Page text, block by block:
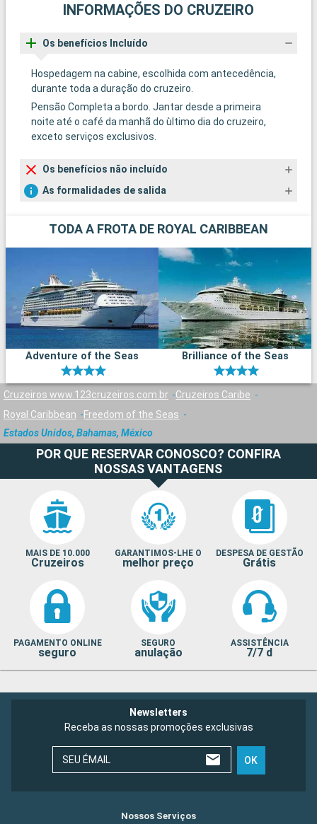
INFORMAÇÕES DO CRUZEIRO
Os benefícios Incluído
Hospedagem na cabine, escolhida com antecedência,
durante toda a duração do cruzeiro.
Pensão Completa a bordo. Jantar desde a primeira
noite até o café da manhã do ùltimo dia do cruzeiro,
exceto serviços exclusivos.
Os benefícios não incluído
As formalidades de salida
TODA A FROTA DE ROYAL CARIBBEAN
Adventure of the Seas Brilliance of the Seas
Cruzeiros www.123cruzeiros.com.br
Cruzeiros Caribe
Royal Caribbean
Freedom of the Seas
Estados Unidos, Bahamas, México
POR QUE RESERVAR CONOSCO? CONFIRA
NOSSAS VANTAGENS
MAIS DE 10.000
Cruzeiros
GARANTIMOS-LHE O
melhor preço
DESPESA DE GESTÃO
Grátis
PAGAMENTO ONLINE
seguro
SEGURO
anulação
ASSISTÊNCIA
7/7 d
Newsletters
Receba as nossas promoções exclusivas
SEU ÉMAIL OK
Nossos Serviços